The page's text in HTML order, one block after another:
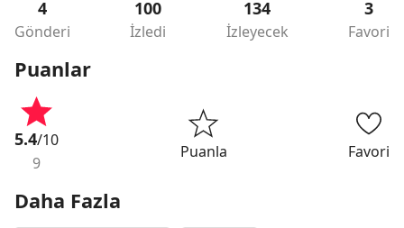
4
Gönderi
100
İzledi
134
İzleyecek
3
Favori
Puanlar
5.4/10
9
Puanla Favori
Daha Fazla